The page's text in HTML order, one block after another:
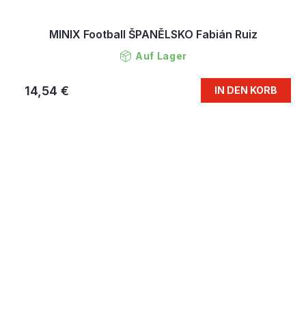
MINIX Football ŠPANĚLSKO Fabián Ruiz
Auf Lager
14,54 € IN DEN KORB